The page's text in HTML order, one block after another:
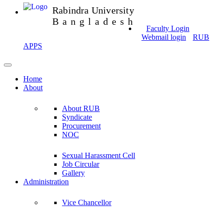
Rabindra University
Bangladesh
Faculty Login
Webmail login
RUB
APPS
Home
About
About RUB
Syndicate
Procurement
NOC
Sexual Harassment Cell
Job Circular
Gallery
Administration
Vice Chancellor